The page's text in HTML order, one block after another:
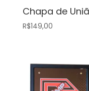
Chapa de
R$149,00